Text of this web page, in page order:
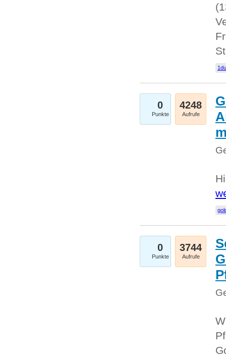
0
Punkte
4248
Aufrufe
0
Punkte
3744
Aufrufe